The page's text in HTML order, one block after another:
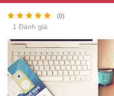
Excel Nâng Cao
Excel Kế Toán
(0)
1 Đánh giá